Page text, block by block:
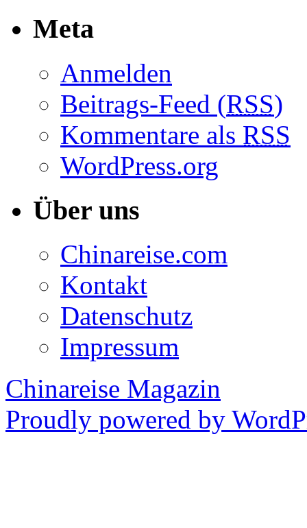
Meta
Anmelden
Beitrags-Feed (RSS)
Kommentare als RSS
WordPress.org
Über uns
Chinareise.com
Kontakt
Datenschutz
Impressum
Chinareise Magazin
Proudly powered by